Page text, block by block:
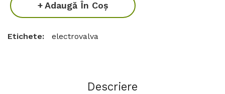
Adaugă În Coş
Etichete: electrovalva
Descriere